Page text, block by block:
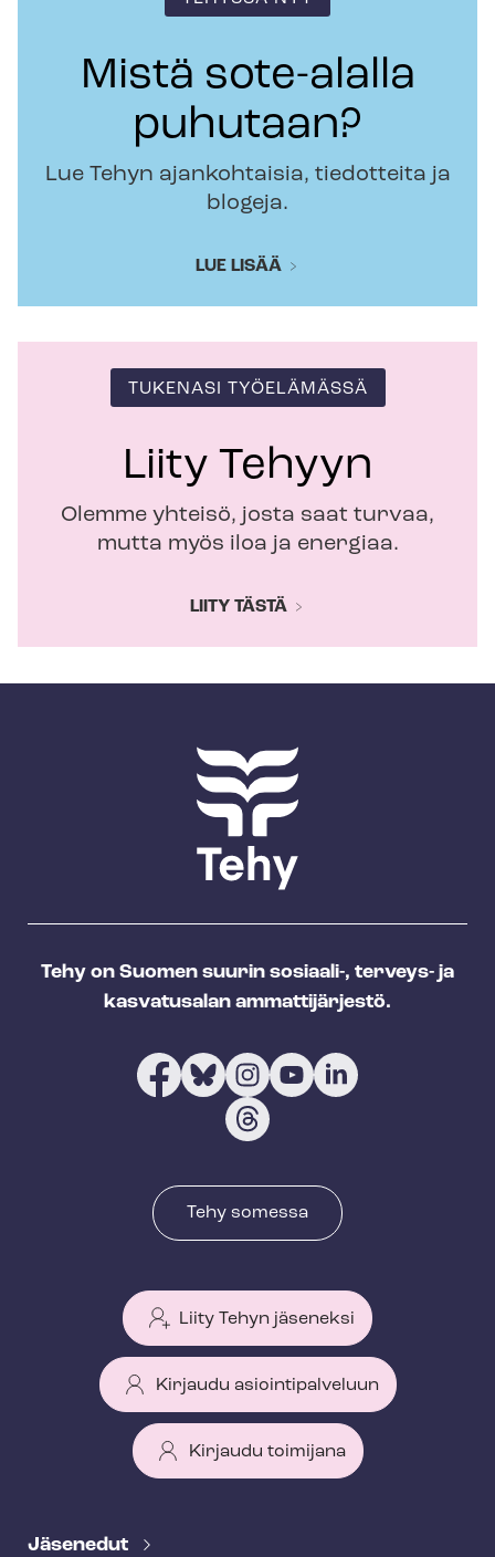
Mistä sote-alalla
puhutaan?
Lue Tehyn ajankohtaisia, tiedotteita ja
blogeja.
LUE LISÄÄ
TUKENASI TYÖELÄMÄSSÄ
Liity Tehyyn
Olemme yhteisö, josta saat turvaa,
mutta myös iloa ja energiaa.
LIITY TÄSTÄ
Tehy on Suomen suurin sosiaali-, terveys- ja
kasvatusalan ammattijärjestö.
Tehy somessa
Liity Tehyn jäseneksi
Kirjaudu asiointipalveluun
Kirjaudu toimijana
e
Jäsenedut